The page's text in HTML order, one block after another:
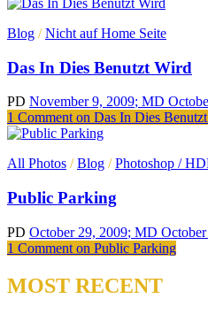
Blog /Nicht auf Home Seite
Das In Dies Benutzt Wird
PD November 9, 2009; MD
1 Comment on Das In Dies
All Photos /Blog /Photoshop /
Public Parking
PD October 29, 2009; MD
1 Comment on Public Parking
MOST RECENT